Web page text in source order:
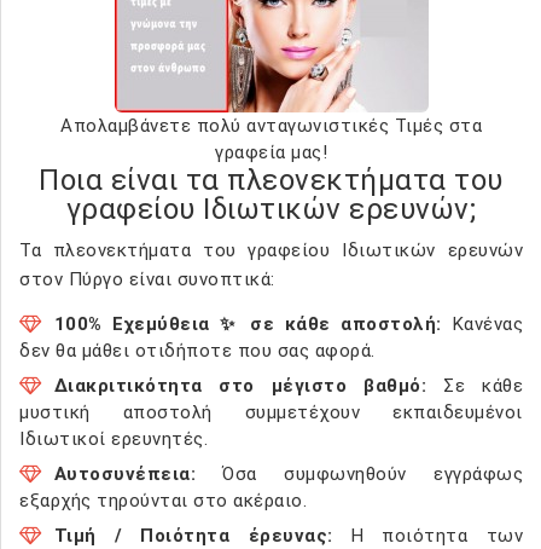
Απολαμβάνετε πολύ ανταγωνιστικές Τιμές στα
γραφεία μας!
Ποια είναι τα πλεονεκτήματα του
γραφείου Ιδιωτικών ερευνών;
Τα πλεονεκτήματα του γραφείου Ιδιωτικών ερευνών
στον Πύργο είναι συνοπτικά:
100% Εχεμύθεια ✨ σε κάθε αποστολή:
Κανένας
δεν θα μάθει οτιδήποτε που σας αφορά.
Διακριτικότητα στο μέγιστο βαθμό: Σε κάθε
μυστική αποστολή συμμετέχουν εκπαιδευμένοι
Ιδιωτικοί ερευνητές.
Αυτοσυνέπεια: Όσα συμφωνηθούν εγγράφως
εξαρχής τηρούνται στο ακέραιο.
Τιμή / Ποιότητα έρευνας: Η ποιότητα των